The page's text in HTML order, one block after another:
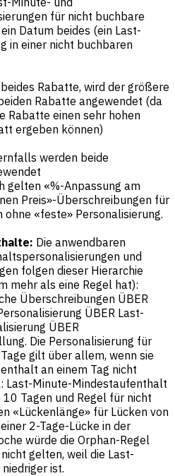
für nicht buchbare
Datum beides (ein Last-
in einer nicht buchbaren
Rabatte, wird der größere
Rabatte angewendet (da
Rabatte einen sehr hohen
ergeben können)
werden beide
gelten «%-Anpassung am
Preis»-Überschreibungen für
ohne «feste» Personalisierung.
Die anwendbaren
und
folgen dieser Hierarchie
mehr als eine Regel hat):
Überschreibungen ÜBER
ÜBER Last-
ÜBER
Die Personalisierung für
gilt über allem, wenn sie
an einem Tag nicht
Last-Minute-Mindestaufenthalt
Tagen und Regel für nicht
«Lückenlänge» für Lücken von
2-Tage-Lücke in der
würde die Orphan-Regel
gelten, weil die Last-
ist.